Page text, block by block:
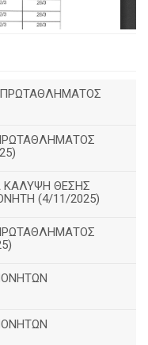
ΚΑΛΥΨΗ ΘΕΣΗΣ
(4/11/2025)